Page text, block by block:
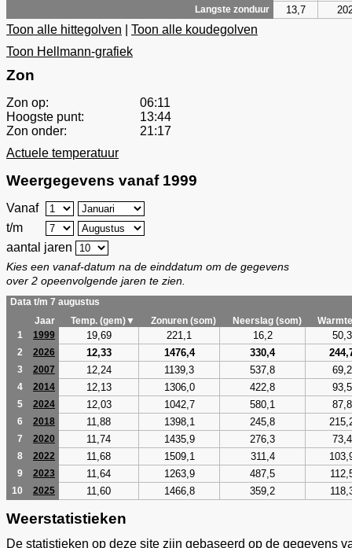
Langste zonduur 13,7
Toon alle hittegolven
Toon alle koudegolven
Toon Hellmann-grafiek
Zon
Zon op:
06:11
Hoogste punt:
13:44
Zon onder:
21:17
Actuele temperatuur
Weergegevens vanaf 1999
Vanaf
t/m
aantal jaren
Kies een vanaf-datum na de einddatum om de gegevens
over 2 opeenvolgende jaren te zien.
Data t/m 7 augustus
Jaar
Temp. (gem)▼ Zonuren (som) Neerslag (som)
1
1999 19,69 221,1 16,2 50,3
2 2026 12,33 1476,4 330,4
3 2007 12,24 1139,3 537,8 69,2
4 2014 12,13 1306,0 422,8 93,5
5 2024 12,03 1042,7 580,1 87,8
6 2018 11,88 1398,1 245,8
7 2020 11,74 1435,9 276,3 73,4
8 2022 11,68 1509,1 311,4
9 2023 11,64 1263,9 487,5
10 2025 11,60 1466,8 359,2
Weerstatistieken
De statistieken op deze site zijn gebaseerd op de gegevens